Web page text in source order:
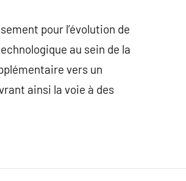
pour l’évolution de
au sein de la
vers un
ainsi la voie à des